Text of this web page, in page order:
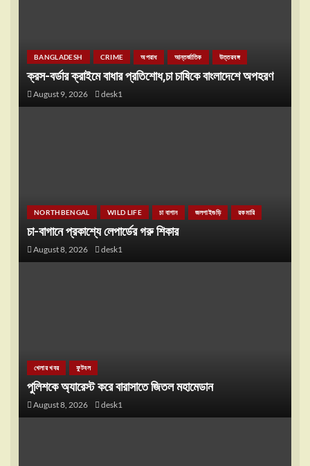
BANGLADESH CRIME অপরাধ আন্তর্জাতিক উত্তরবঙ্গ
ক্রস-বর্ডার ক্রাইমে বাধার প্রতিশোধ,চা চাষিকে বাংলাদেশে অপহরণ
August 9, 2026 desk1
NORTHBENGAL WILD LIFE চা বাগান জলপাইগুড়ি রকমারি
চা-বাগানে প্রকাশ্যে লেপার্ডের গরু শিকার
August 8, 2026 desk1
খেলার খবর ফুটবল
পুলিশকে অ্যারেস্ট করে বারাসাতে জিতল মহামেডান
August 8, 2026 desk1